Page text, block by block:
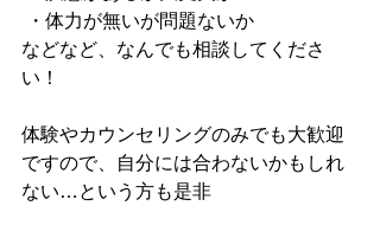
・体力が無いが問題ないか
などなど、なんでも相談してくださ
い！
体験やカウンセリングのみでも大歓迎
ですので、自分には合わないかもしれ
ない…という方も是非